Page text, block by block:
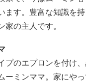
ます。豊富な知識を持
家の主人です。
プのエプロンを付け
ーミンママ。家にや